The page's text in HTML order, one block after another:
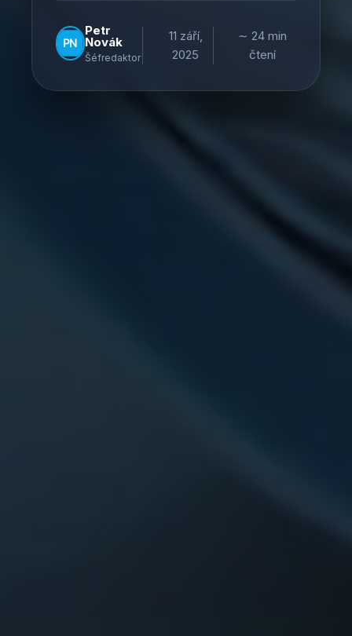
Petr
Novák
Šéfredaktor
11 září,
2025
∼ 24 min
čtení